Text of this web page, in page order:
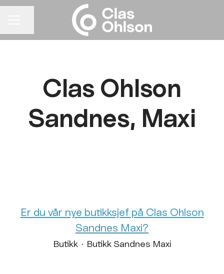
Clas Ohlson
Sandnes, Maxi
Er du vår nye butikksjef på Clas Ohlson
Sandnes Maxi?
Butikk · Butikk Sandnes Maxi